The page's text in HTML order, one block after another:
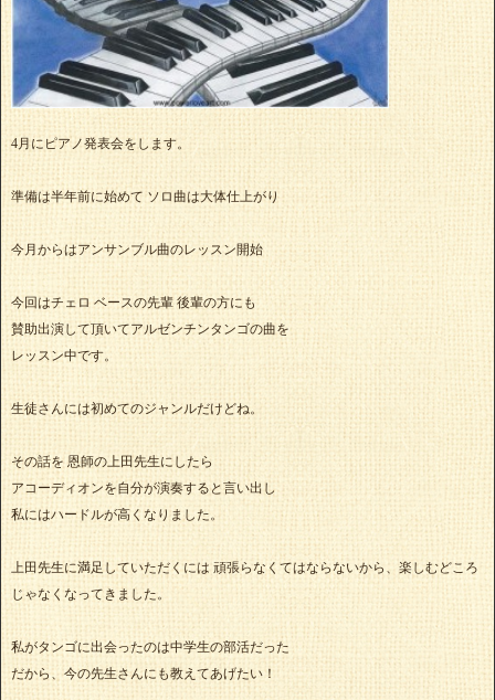
4月にピアノ発表会をします。
準備は半年前に始めて ソロ曲は大体仕上がり
今月からはアンサンブル曲のレッスン開始
今回はチェロ ベースの先輩 後輩の方にも
賛助出演して頂いてアルゼンチンタンゴの曲を
レッスン中です。
生徒さんには初めてのジャンルだけどね。
その話を 恩師の上田先生にしたら
アコーディオンを自分が演奏すると言い出し
私にはハードルが高くなりました。
上田先生に満足していただくには 頑張らなくてはならないから、楽しむどころ
じゃなくなってきました。
私がタンゴに出会ったのは中学生の部活だった
だから、今の先生さんにも教えてあげたい！